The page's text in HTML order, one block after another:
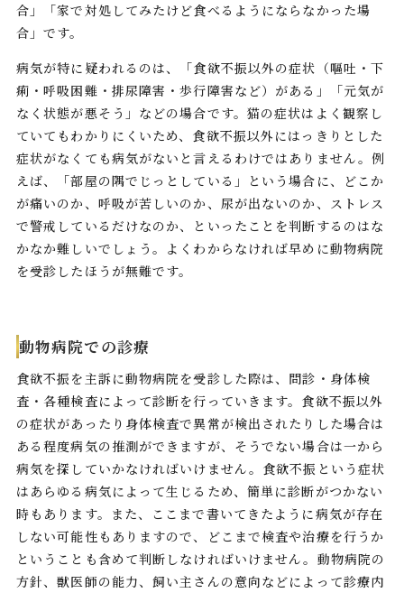
合」「家で対処してみたけど食べるようにならなかった場
合」です。
病気が特に疑われるのは、「食欲不振以外の症状（嘔吐・下
痢・呼吸困難・排尿障害・歩行障害など）がある」「元気が
なく状態が悪そう」などの場合です。猫の症状はよく観察し
ていてもわかりにくいため、食欲不振以外にはっきりとした
症状がなくても病気がないと言えるわけではありません。例
えば、「部屋の隅でじっとしている」という場合に、どこか
が痛いのか、呼吸が苦しいのか、尿が出ないのか、ストレス
で警戒しているだけなのか、といったことを判断するのはな
かなか難しいでしょう。よくわからなければ早めに動物病院
を受診したほうが無難です。
動物病院での診療
食欲不振を主訴に動物病院を受診した際は、問診・身体検
査・各種検査によって診断を行っていきます。食欲不振以外
の症状があったり身体検査で異常が検出されたりした場合は
ある程度病気の推測ができますが、そうでない場合は一から
病気を探していかなければいけません。食欲不振という症状
はあらゆる病気によって生じるため、簡単に診断がつかない
時もあります。また、ここまで書いてきたように病気が存在
しない可能性もありますので、どこまで検査や治療を行うか
ということも含めて判断しなければいけません。動物病院の
方針、獣医師の能力、飼い主さんの意向などによって診療内